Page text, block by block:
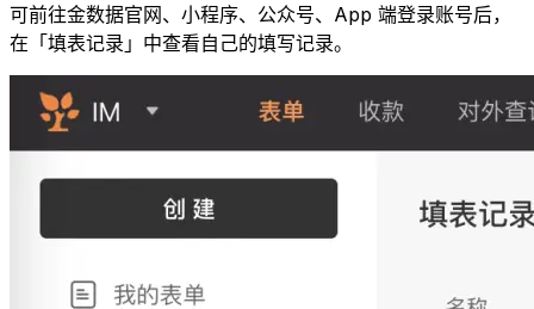
可前往金数据官网、小程序、公众号、App 端登录账号后，
在「填表记录」中查看自己的填写记录。